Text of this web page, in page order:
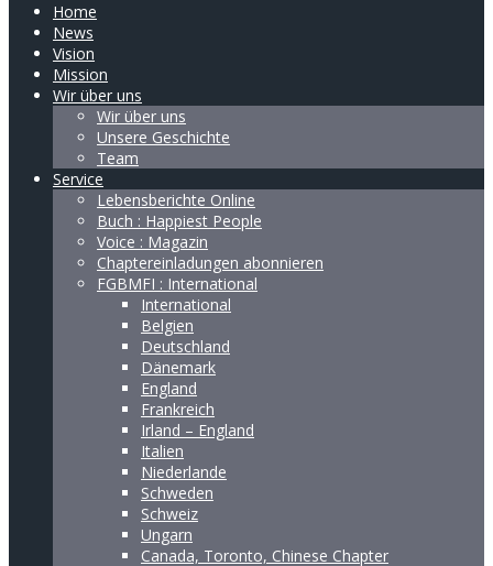
Home
News
Vision
Mission
Wir über uns
Wir über uns
Unsere Geschichte
Team
Service
Lebensberichte Online
Buch : Happiest People
Voice : Magazin
Chaptereinladungen abonnieren
FGBMFI : International
International
Belgien
Deutschland
Dänemark
England
Frankreich
Irland – England
Italien
Niederlande
Schweden
Schweiz
Ungarn
Canada, Toronto, Chinese Chapter